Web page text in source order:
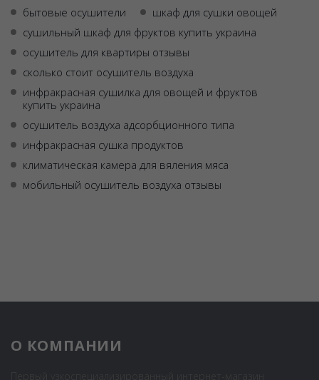
бытовые осушители
шкаф для сушки овощей
сушильный шкаф для фруктов купить украина
осушитель для квартиры отзывы
сколько стоит осушитель воздуха
инфракрасная сушилка для овощей и фруктов
купить украина
осушитель воздуха адсорбционного типа
инфракрасная сушка продуктов
климатическая камера для вяления мяса
мобильный осушитель воздуха отзывы
О КОМПАНИИ